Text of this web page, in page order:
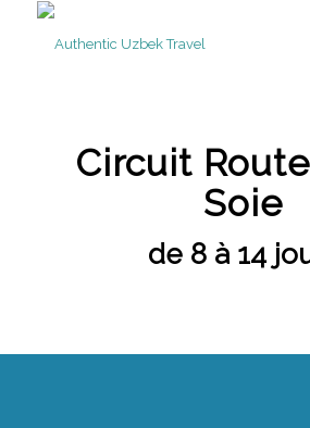
Circuit
Soie
de 8 à 14